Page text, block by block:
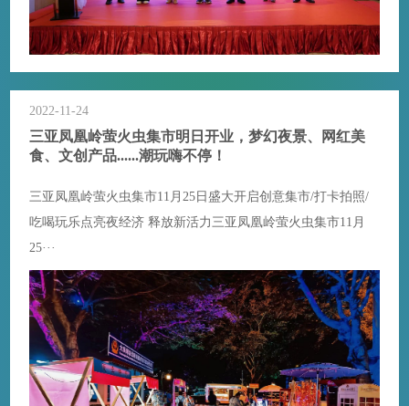
2022-11-24
三亚凤凰岭萤火虫集市明日开业，梦幻夜景、网红美
食、文创产品......潮玩嗨不停！
三亚凤凰岭萤火虫集市11月25日盛大开启创意集市/打卡拍照/
吃喝玩乐点亮夜经济 释放新活力三亚凤凰岭萤火虫集市11月
25···